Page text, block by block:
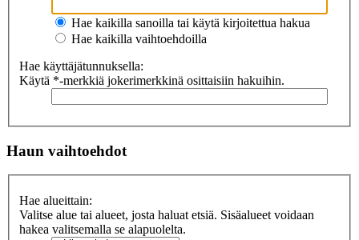
Hae kaikilla sanoilla tai käytä kirjoitettua hakua
Hae kaikilla vaihtoehdoilla
Hae käyttäjätunnuksella:
Käytä *-merkkiä jokerimerkkinä osittaisiin hakuihin.
Haun vaihtoehdot
Hae alueittain:
Valitse alue tai alueet, josta haluat etsiä. Sisäalueet voidaan
hakea valitsemalla se alapuolelta.